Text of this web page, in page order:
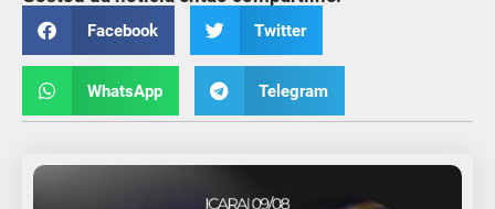
Facebook Twitter
WhatsApp Telegram